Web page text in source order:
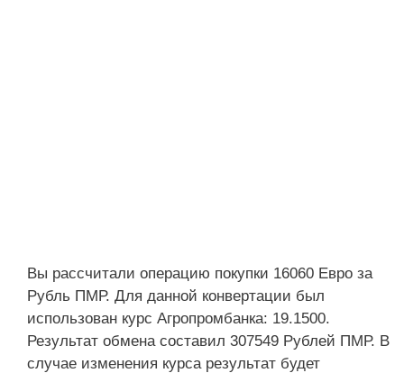
Вы рассчитали операцию покупки 16060 Евро за
Рубль ПМР. Для данной конвертации был
использован курс Агропромбанка: 19.1500.
Результат обмена составил 307549 Рублей ПМР. В
случае изменения курса результат будет